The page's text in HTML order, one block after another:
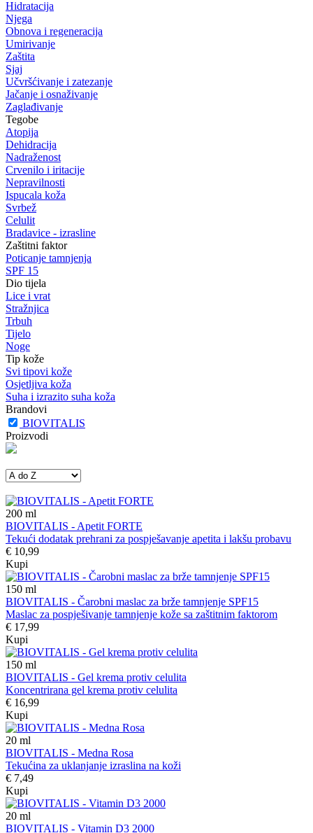
Hidratacija
Njega
Obnova i regeneracija
Umirivanje
Zaštita
Sjaj
Učvršćivanje i zatezanje
Jačanje i osnaživanje
Zaglađivanje
Tegobe
Atopija
Dehidracija
Nadraženost
Crvenilo i iritacije
Nepravilnosti
Ispucala koža
Svrbež
Celulit
Bradavice - izrasline
Zaštitni faktor
Poticanje tamnjenja
SPF 15
Dio tijela
Lice i vrat
Stražnjica
Trbuh
Tijelo
Noge
Tip kože
Svi tipovi kože
Osjetljiva koža
Suha i izrazito suha koža
Brandovi
BIOVITALIS
Proizvodi
200 ml
BIOVITALIS - Apetit FORTE
Tekući dodatak prehrani za pospješavanje apetita i lakšu probavu
€ 10,99
Kupi
150 ml
BIOVITALIS - Čarobni maslac za brže tamnjenje SPF15
Maslac za pospješivanje tamnjenje kože sa zaštitnim faktorom
€ 17,99
Kupi
150 ml
BIOVITALIS - Gel krema protiv celulita
Koncentrirana gel krema protiv celulita
€ 16,99
Kupi
20 ml
BIOVITALIS - Medna Rosa
Tekućina za uklanjanje izraslina na koži
€ 7,49
Kupi
20 ml
BIOVITALIS - Vitamin D3 2000